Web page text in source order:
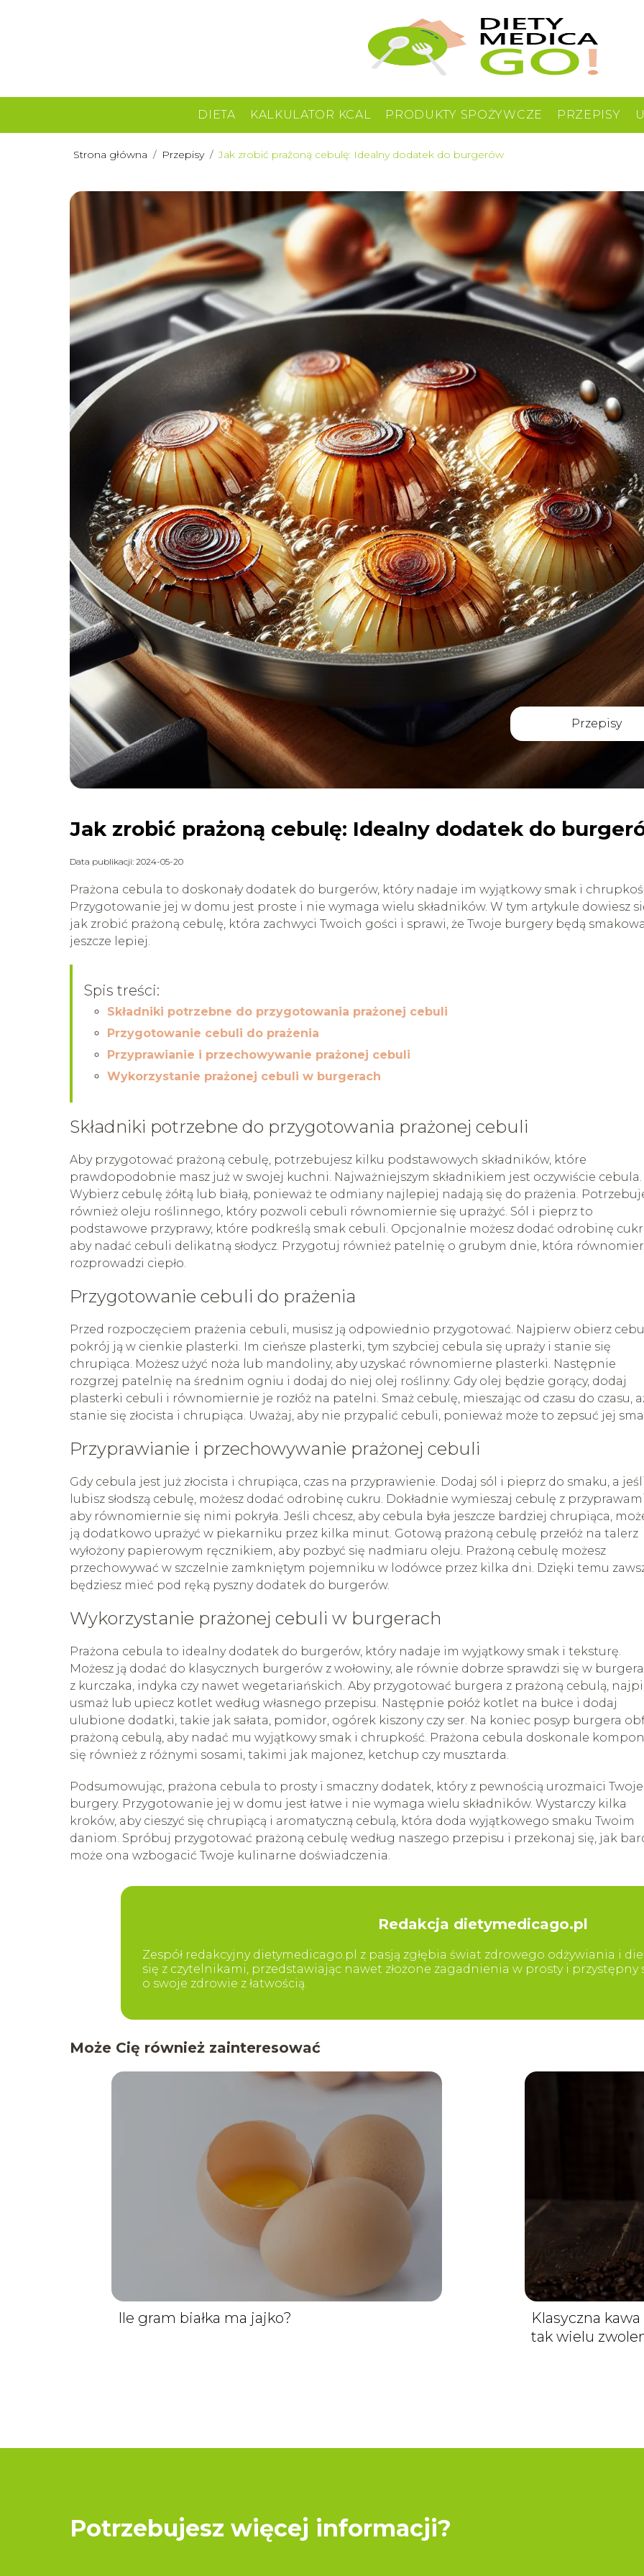
DIETA KALKULATOR KCAL PRODUKTY SPOŻYWCZE PRZEPISY
Strona główna / Przepisy /Jak zrobić prażoną cebulę: Idealny dodatek do burgerów
Przepisy
Jak zrobić prażoną cebulę: Idealny dodatek do
Data publikacji: 2024-05-20
Prażona cebula to doskonały dodatek do burgerów, który nadaje im wyjątkowy smak i
Przygotowanie jej w domu jest proste i nie wymaga wielu składników. W tym artykule dowiesz
jak zrobić prażoną cebulę, która zachwyci Twoich gości i sprawi, że Twoje burgery będą
jeszcze lepiej.
Spis treści:
Składniki potrzebne do przygotowania prażonej cebuli
Przygotowanie cebuli do prażenia
Przyprawianie i przechowywanie prażonej cebuli
Wykorzystanie prażonej cebuli w burgerach
Składniki potrzebne do przygotowania prażonej cebuli
Aby przygotować prażoną cebulę, potrzebujesz kilku podstawowych składników, które
prawdopodobnie masz już w swojej kuchni. Najważniejszym składnikiem jest oczywiście cebula.
Wybierz cebulę żółtą lub białą, ponieważ te odmiany najlepiej nadają się do prażenia.
również oleju roślinnego, który pozwoli cebuli równomiernie się uprażyć. Sól i pieprz to
podstawowe przyprawy, które podkreślą smak cebuli. Opcjonalnie możesz dodać odrobinę
aby nadać cebuli delikatną słodycz. Przygotuj również patelnię o grubym dnie, która
rozprowadzi ciepło.
Przygotowanie cebuli do prażenia
Przed rozpoczęciem prażenia cebuli, musisz ją odpowiednio przygotować. Najpierw obierz
pokrój ją w cienkie plasterki. Im cieńsze plasterki, tym szybciej cebula się upraży i stanie się
chrupiąca. Możesz użyć noża lub mandoliny, aby uzyskać równomierne plasterki. Następnie
rozgrzej patelnię na średnim ogniu i dodaj do niej olej roślinny. Gdy olej będzie gorący, dodaj
plasterki cebuli i równomiernie je rozłóż na patelni. Smaż cebulę, mieszając od czasu do czasu,
stanie się złocista i chrupiąca. Uważaj, aby nie przypalić cebuli, ponieważ może to zepsuć jej
Przyprawianie i przechowywanie prażonej cebuli
Gdy cebula jest już złocista i chrupiąca, czas na przyprawienie. Dodaj sól i pieprz do smaku, a jeśli
lubisz słodszą cebulę, możesz dodać odrobinę cukru. Dokładnie wymieszaj cebulę z przyprawami,
aby równomiernie się nimi pokryła. Jeśli chcesz, aby cebula była jeszcze bardziej chrupiąca,
ją dodatkowo uprażyć w piekarniku przez kilka minut. Gotową prażoną cebulę przełóż na talerz
wyłożony papierowym ręcznikiem, aby pozbyć się nadmiaru oleju. Prażoną cebulę możesz
przechowywać w szczelnie zamkniętym pojemniku w lodówce przez kilka dni. Dzięki temu
będziesz mieć pod ręką pyszny dodatek do burgerów.
Wykorzystanie prażonej cebuli w burgerach
Prażona cebula to idealny dodatek do burgerów, który nadaje im wyjątkowy smak i teksturę.
Możesz ją dodać do klasycznych burgerów z wołowiny, ale równie dobrze sprawdzi się w
z kurczaka, indyka czy nawet wegetariańskich. Aby przygotować burgera z prażoną cebulą,
usmaż lub upiecz kotlet według własnego przepisu. Następnie połóż kotlet na bułce i dodaj
ulubione dodatki, takie jak sałata, pomidor, ogórek kiszony czy ser. Na koniec posyp burgera
prażoną cebulą, aby nadać mu wyjątkowy smak i chrupkość. Prażona cebula doskonale
się również z różnymi sosami, takimi jak majonez, ketchup czy musztarda.
Podsumowując, prażona cebula to prosty i smaczny dodatek, który z pewnością urozmaici Twoje
burgery. Przygotowanie jej w domu jest łatwe i nie wymaga wielu składników. Wystarczy kilka
kroków, aby cieszyć się chrupiącą i aromatyczną cebulą, która doda wyjątkowego smaku Twoim
daniom. Spróbuj przygotować prażoną cebulę według naszego przepisu i przekonaj się, jak
może ona wzbogacić Twoje kulinarne doświadczenia.
Redakcja dietymedicago.pl
Zespół redakcyjny dietymedicago.pl z pasją zgłębia świat zdrowego odżywiania i
się z czytelnikami, przedstawiając nawet złożone zagadnienia w prosty i przystępny
o swoje zdrowie z łatwością.
Może Cię również zainteresować
Ile gram białka ma jajko?
Klasyczna
tak wielu
Potrzebujesz więcej informacji?